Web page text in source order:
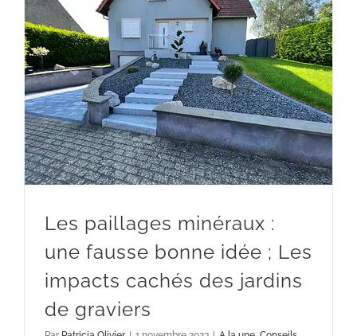
Les paillages minéraux :
une fausse bonne idée ; Les
impacts cachés des jardins
de graviers